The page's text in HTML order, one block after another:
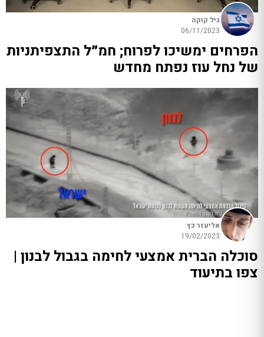
גיל קוקה
06/11/2023
הפרחים ימשיכו לפרוח; חמ״ל התצפיתניות
של נחל עוז נפתח מחדש
אליעזר כץ
19/02/2023
סוכלה הברית אמצעי לחימה בגבול לבנון |
צפו בתיעוד